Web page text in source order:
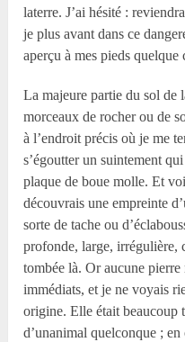
laterre. J’ai hésité :
je plus avant dans ce
aperçu à mes pieds quelque
La majeure partie du sol de
morceaux de rocher ou de
à l’endroit précis où je me
s’égoutter un suintement
plaque de boue molle. Et
découvrais une empreinte
sorte de tache ou
profonde, large, irrégulière,
tombée là. Or aucune
immédiats, et je ne voyais
origine. Elle était beaucoup
d’unanimal quelconque ;